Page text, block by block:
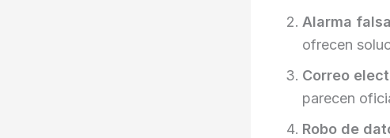
Alarma falsa
ofrecen
Correo
parecen
Robo de